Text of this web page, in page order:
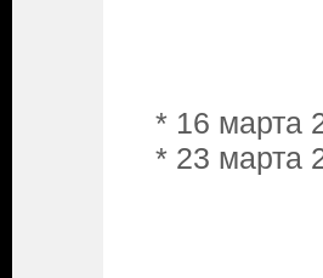
* 16 марта
* 23 марта